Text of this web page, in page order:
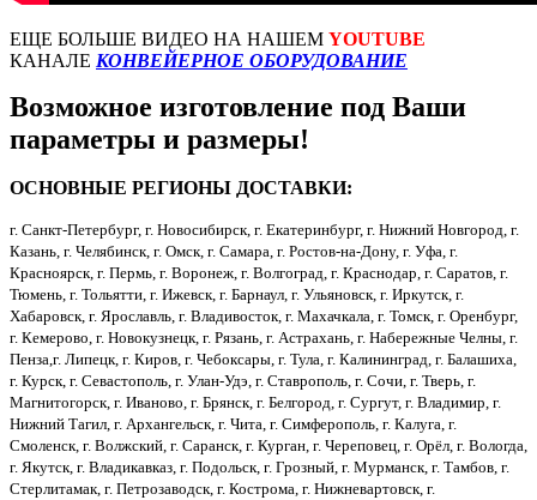
ЕЩЕ БОЛЬШЕ ВИДЕО НА НАШЕМ YOUTUBE
КАНАЛЕ КОНВЕЙЕРНОЕ ОБОРУДОВАНИЕ
Возможное изготовление под Ваши
параметры и размеры!
ОСНОВНЫЕ РЕГИОНЫ ДОСТАВКИ:
г. Санкт-Петербург, г. Новосибирск, г. Екатеринбург, г. Нижний Новгород, г.
Казань, г. Челябинск, г. Омск, г. Самара, г. Ростов-на-Дону, г. Уфа, г.
Красноярск, г. Пермь, г. Воронеж, г. Волгоград, г. Краснодар, г. Саратов, г.
Тюмень, г. Тольятти, г. Ижевск, г. Барнаул, г. Ульяновск, г. Иркутск, г.
Хабаровск, г. Ярославль, г. Владивосток, г. Махачкала, г. Томск, г. Оренбург,
г. Кемерово, г. Новокузнецк, г. Рязань, г. Астрахань, г. Набережные Челны, г.
Пенза,г. Липецк, г. Киров, г. Чебоксары, г. Тула, г. Калининград, г. Балашиха,
г. Курск, г. Севастополь, г. Улан-Удэ, г. Ставрополь, г. Сочи, г. Тверь, г.
Магнитогорск, г. Иваново, г. Брянск, г. Белгород, г. Сургут, г. Владимир, г.
Нижний Тагил, г. Архангельск, г. Чита, г. Симферополь, г. Калуга, г.
Смоленск, г. Волжский, г. Саранск, г. Курган, г. Череповец, г. Орёл, г. Вологда,
г. Якутск, г. Владикавказ, г. Подольск, г. Грозный, г. Мурманск, г. Тамбов, г.
Стерлитамак, г. Петрозаводск, г. Кострома, г. Нижневартовск, г.